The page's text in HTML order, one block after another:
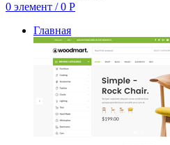
0 элемент / 0 Р
Главная